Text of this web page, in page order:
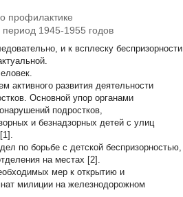
профилактике
1945-1955 годов
и к всплеску беспризорности
развития деятельности
Основной упор органами
подростков,
и безнадзорных детей с улиц
по борьбе с детской беспризорностью,
на местах [2].
мер к открытию и
милиции на железнодорожном